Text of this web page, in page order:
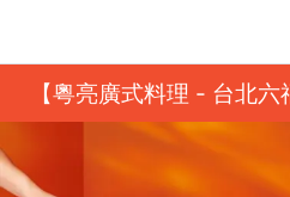
【粵亮廣式料理 - 台北
8 折起｜靓